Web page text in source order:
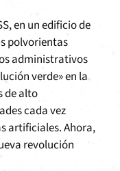
en un edificio de
polvorientas
administrativos
verde» en la
de alto
cada vez
artificiales. Ahora,
revolución